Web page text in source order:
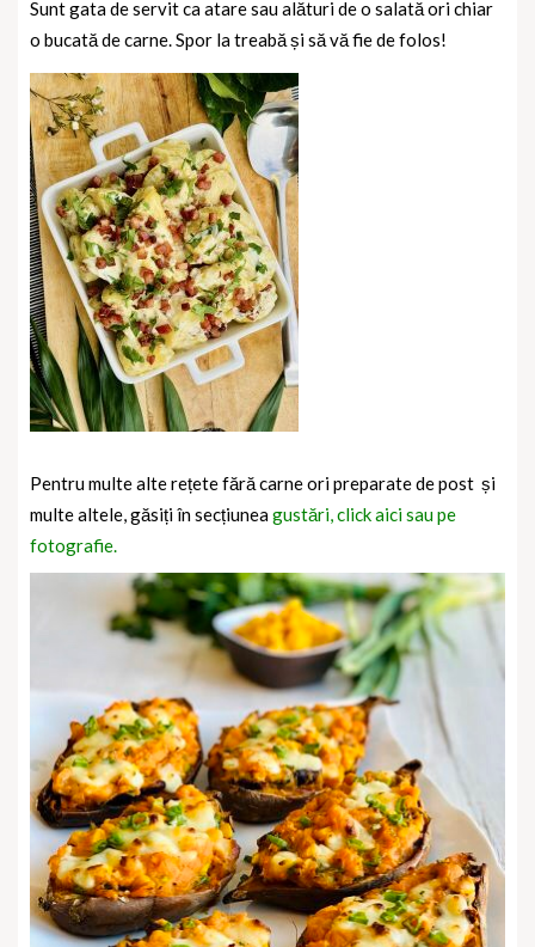
Sunt gata de servit ca atare sau alături de o salată ori chiar
o bucată de carne. Spor la treabă și să vă fie de folos!
Pentru multe alte rețete fără carne ori preparate de post și
multe altele, găsiți în secțiuneagustări, click aici sau pe
fotografie.